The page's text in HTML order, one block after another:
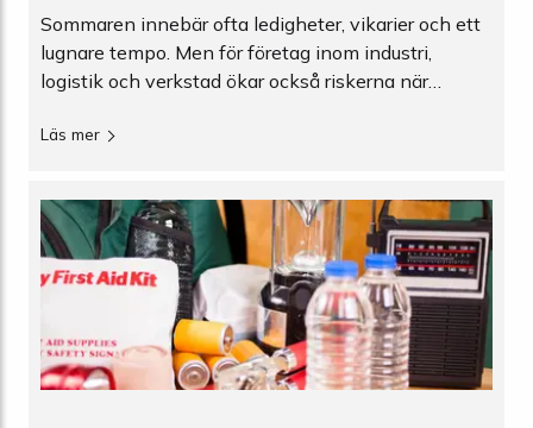
Sommaren innebär ofta ledigheter, vikarier och ett
lugnare tempo. Men för företag inom industri,
logistik och verkstad ökar också riskerna när
av hur du säkrar upp innan semestern – med fokus
översvämningsberedskap.
Läs mer